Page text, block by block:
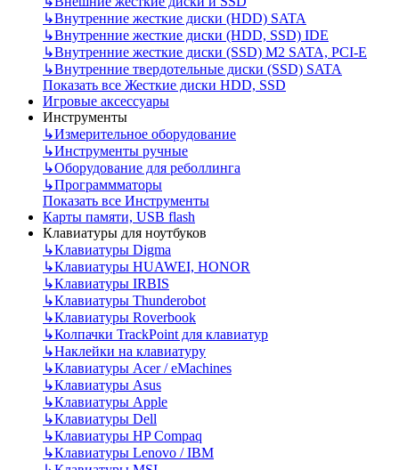
↳Внутренние жесткие диски (HDD) SATA
↳Внутренние жесткие диски (HDD, SSD) IDE
↳Внутренние жесткие диски (SSD) M2 SATA, PCI-E
↳Внутренние твердотельные диски (SSD) SATA
Показать все Жесткие диски HDD, SSD
Игровые аксессуары
Инструменты
↳Измерительное оборудование
↳Инструменты ручные
↳Оборудование для реболлинга
↳Программматоры
Показать все Инструменты
Карты памяти, USB flash
Клавиатуры для ноутбуков
↳Клавиатуры Digma
↳Клавиатуры HUAWEI, HONOR
↳Клавиатуры IRBIS
↳Клавиатуры Thunderobot
↳Клавиатуры Roverbook
↳Колпачки TrackPoint для клавиатур
↳Наклейки на клавиатуру
↳Клавиатуры Acer / eMachines
↳Клавиатуры Asus
↳Клавиатуры Apple
↳Клавиатуры Dell
↳Клавиатуры HP Compaq
↳Клавиатуры Lenovo / IBM